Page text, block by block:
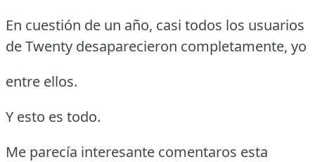
En cuestión de un año, casi todos los usuarios
de Twenty desaparecieron completamente, yo
entre ellos.
Y esto es todo.
Me parecía interesante comentaros esta